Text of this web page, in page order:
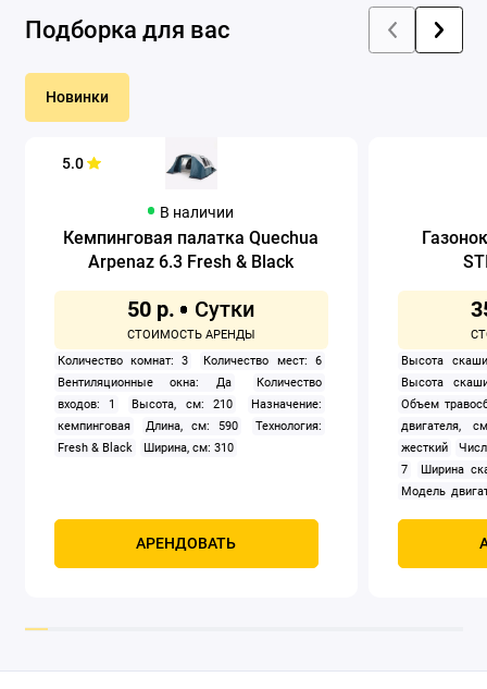
Подборка для вас
Новинки
5.0
В наличии
Кемпинговая палатка Quechua
Arpenaz 6.3 Fresh & Black
50 р.
Количество комнат: 3
Количество мест: 6
Вентиляционные окна: Да
Количество
входов: 1
Высота, см: 210
Назначение:
кемпинговая
Длина, см: 590
Технология:
Fresh & Black
Ширина, см: 310
АРЕНДОВАТЬ
Высота
Высота
Объем
двигателя,
жесткий
7
Ширина
Модель
Мощность,